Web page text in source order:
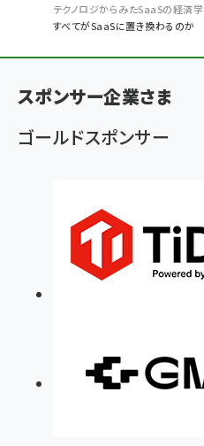
く
ず
テクノロジからみたSaaSの経済学
すべてがSaaSに置き換わるのか
スポンサー企業さま
ゴールドスポンサー